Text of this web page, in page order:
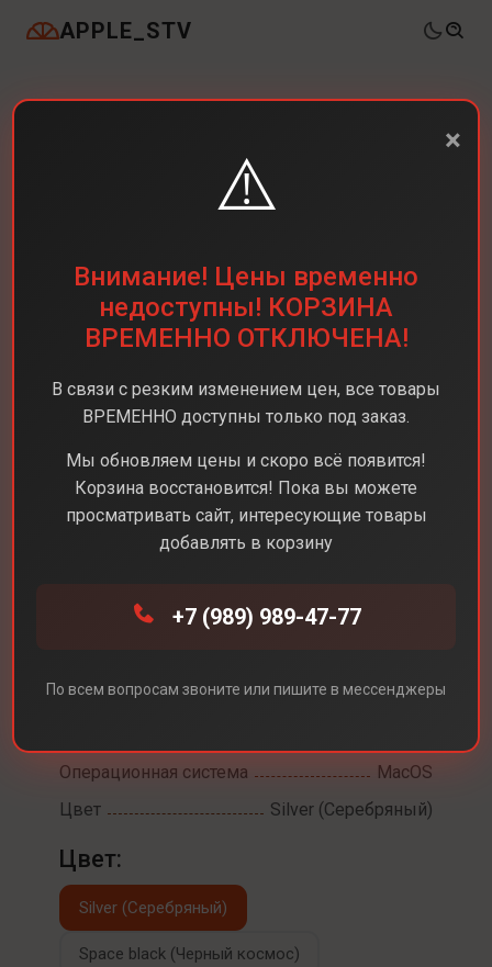
APPLE_STV
MacBook Pro 14 M4
Pro
Разрешение экрана
3024 x 1964
Процессор
Apple M4 Pro
Операционная система
MacOS
Цвет
Silver (Серебряный)
Цвет:
Silver (Серебряный)
Space black (Черный космос)
×
⚠️
Внимание! Цены временно
недоступны! КОРЗИНА
ВРЕМЕННО ОТКЛЮЧЕНА!
В связи с резким изменением цен, все товары
ВРЕМЕННО доступны только под заказ.
Мы обновляем цены и скоро всё появится!
Корзина восстановится! Пока вы можете
просматривать сайт, интересующие товары
добавлять в корзину
+7 (989) 989-47-77
По всем вопросам звоните или пишите в мессенджеры